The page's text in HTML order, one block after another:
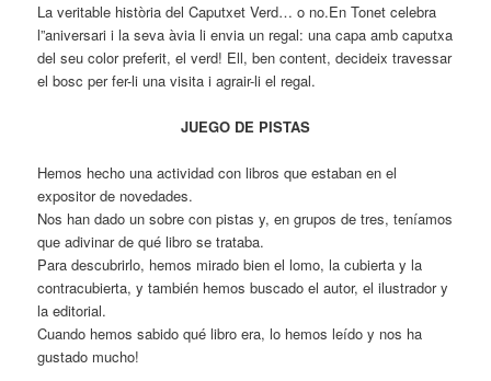
La veritable història del Caputxet Verd… o no.En Tonet celebra
l”aniversari i la seva àvia li envia un regal: una capa amb caputxa
del seu color preferit, el verd! Ell, ben content, decideix travessar
el bosc per fer-li una visita i agrair-li el regal.
JUEGO DE PISTAS
Hemos hecho una actividad con libros que estaban en el
expositor de novedades.
Nos han dado un sobre con pistas y, en grupos de tres, teníamos
que adivinar de qué libro se trataba.
Para descubrirlo, hemos mirado bien el lomo, la cubierta y la
contracubierta, y también hemos buscado el autor, el ilustrador y
la editorial.
Cuando hemos sabido qué libro era, lo hemos leído y nos ha
gustado mucho!